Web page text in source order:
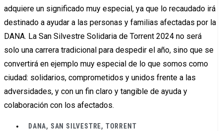
adquiere un significado muy especial, ya que lo recaudado irá
destinado a ayudar a las personas y familias afectadas por la
DANA. La San Silvestre Solidaria de Torrent 2024 no será
solo una carrera tradicional para despedir el año, sino que se
convertirá en ejemplo muy especial de lo que somos como
ciudad: solidarios, comprometidos y unidos frente a las
adversidades, y con un fin claro y tangible de ayuda y
colaboración con los afectados.
DANA, SAN SILVESTRE, TORRENT